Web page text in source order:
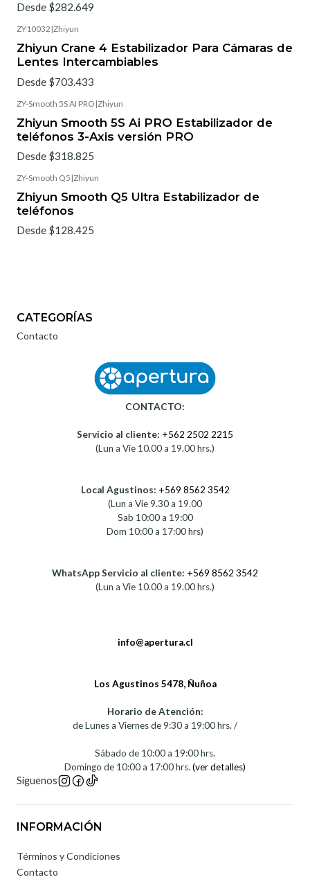
Desde $282.649
ZY10032 |Zhiyun
Zhiyun Crane 4 Estabilizador Para Cámaras de
Lentes Intercambiables
Desde $703.433
ZY-Smooth 5S AI PRO |Zhiyun
Zhiyun Smooth 5S Ai PRO Estabilizador de
teléfonos 3-Axis versión PRO
Desde $318.825
ZY-Smooth Q5 |Zhiyun
Zhiyun Smooth Q5 Ultra Estabilizador de
teléfonos
Desde $128.425
CATEGORÍAS
Contacto
CONTACTO:
Servicio al cliente: +562 2502 2215
(Lun a Vie 10.00 a 19.00 hrs.)
Local Agustinos: +569 8562 3542
(Lun a Vie 9.30 a 19.00
Sab 10:00 a 19:00
Dom 10:00 a 17:00 hrs)
WhatsApp Servicio al cliente: +569 8562 3542
(Lun a Vie 10.00 a 19.00 hrs.)
info@apertura.cl
Los Agustinos 5478, Ñuñoa
Horario de Atención:
de Lunes a Viernes de 9:30 a 19:00 hrs. /
Sábado de 10:00 a 19:00 hrs.
Domingo de 10:00 a 17:00 hrs. (ver detalles)
Síguenos
INFORMACIÓN
Términos y Condiciones
Contacto